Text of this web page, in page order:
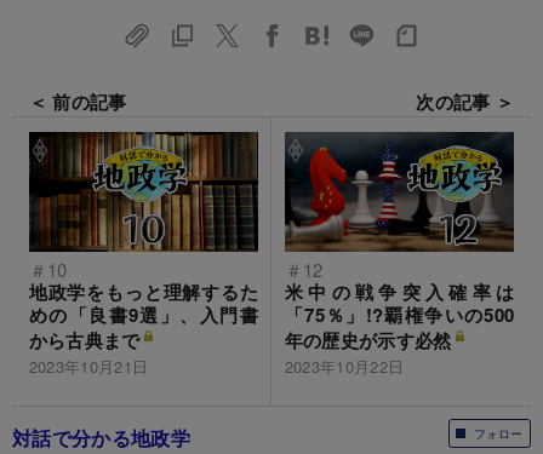
＜ 前の記事
＃10
地政学をもっと理解するた
めの「良書9選」、入門書
から古典まで
2023年10月21日
次の記事 ＞
＃12
米中の戦争突入確率は
「75％」!?覇権争いの500
年の歴史が示す必然
2023年10月22日
フォロー
対話で分かる地政学